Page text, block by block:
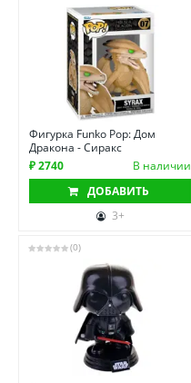
Фигурка Funko Pop: Дом
Дракона - Сиракс
₽ 2740
В наличии
ДОБАВИТЬ
3+
(0)